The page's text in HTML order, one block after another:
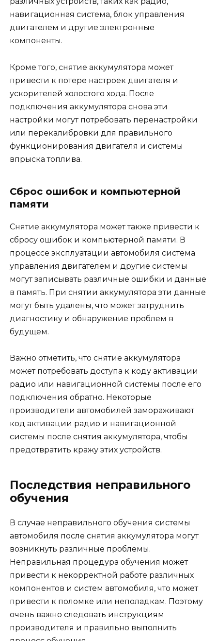
навигационная система, блок управления
двигателем и другие электронные
компоненты.
Кроме того, снятие аккумулятора может
привести к потере настроек двигателя и
ускорителей холостого хода. После
подключения аккумулятора снова эти
настройки могут потребовать перенастройки
или перекалибровки для правильного
функционирования двигателя и системы
впрыска топлива.
Сброс ошибок и компьютерной
памяти
Снятие аккумулятора может также привести к
сбросу ошибок и компьютерной памяти. В
процессе эксплуатации автомобиля система
управления двигателем и другие системы
могут записывать различные ошибки и данные
в память. При снятии аккумулятора эти данные
могут быть удалены, что может затруднить
диагностику и обнаружение проблем в
будущем.
Важно отметить, что снятие аккумулятора
может потребовать доступа к коду активации
радио или навигационной системы после его
подключения обратно. Некоторые
производители автомобилей замораживают
код активации радио и навигационной
системы после снятия аккумулятора, чтобы
предотвратить кражу этих устройств.
Последствия неправильного
обучения
В случае неправильного обучения системы
автомобиля после снятия аккумулятора могут
возникнуть различные проблемы.
Неправильная процедура обучения может
привести к некорректной работе различных
компонентов и систем автомобиля, что может
привести к поломке или неполадкам. Поэтому
очень важно следовать инструкциям
производителя и правильно выполнить